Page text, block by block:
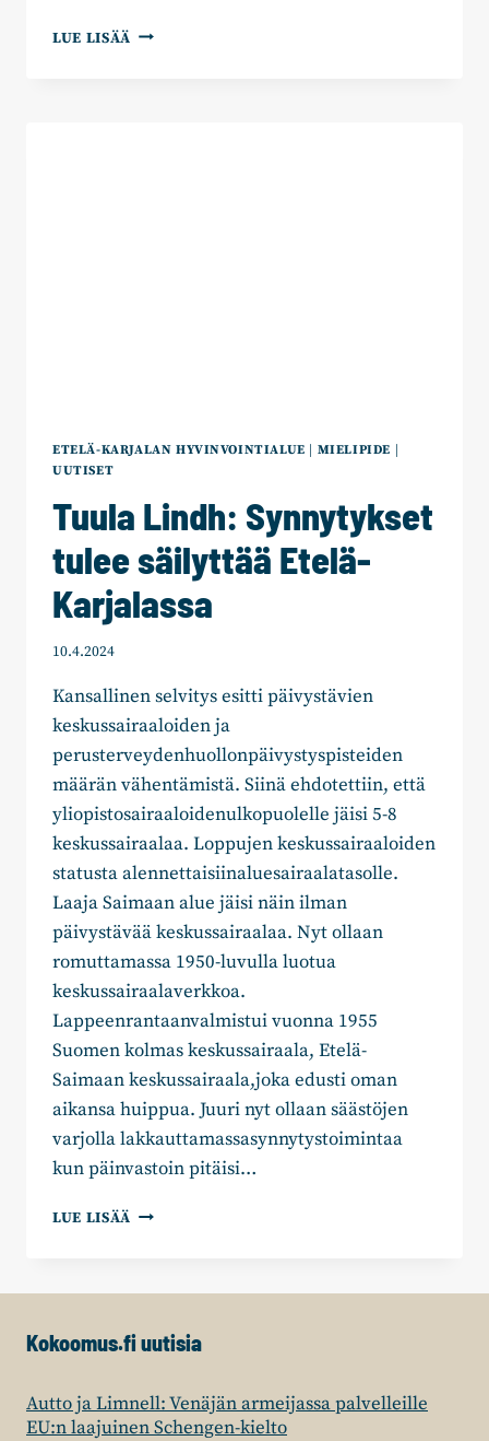
LUE LISÄÄ SEPPO
ETELÄ-KARJALAN HYVINVOINTIALUE MIELIPIDE
UUTISET
Tuula Lindh: Synnytykset
tulee säilyttää Etelä-
Karjalassa
10.4.2024
Kansallinen selvitys esitti päivystävien
keskussairaaloiden ja
perusterveydenhuollonpäivystyspisteiden
määrän vähentämistä. Siinä ehdotettiin, että
yliopistosairaaloidenulkopuolelle jäisi 5-8
keskussairaalaa. Loppujen keskussairaaloiden
statusta alennettaisiinaluesairaalatasolle.
Laaja Saimaan alue jäisi näin ilman
päivystävää keskussairaalaa. Nyt ollaan
romuttamassa 1950-luvulla luotua
keskussairaalaverkkoa.
Lappeenrantaanvalmistui vuonna 1955
Suomen kolmas keskussairaala, Etelä-
Saimaan keskussairaala,joka edusti oman
aikansa huippua. Juuri nyt ollaan säästöjen
varjolla lakkauttamassasynnytystoimintaa
kun päinvastoin pitäisi…
LUE LISÄÄ TUULA
KARJALASSA
Kokoomus.fi uutisia
Autto ja Limnell: Venäjän armeijassa palvelleille
EU:n laajuinen Schengen-kielto